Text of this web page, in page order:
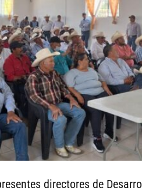
directores de